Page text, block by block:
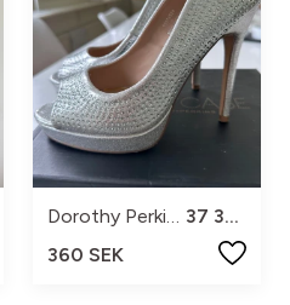
Dorothy Perkins
37 3/4
360 SEK